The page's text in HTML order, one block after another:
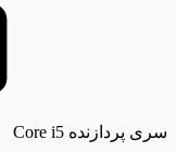
سری پردازنده Core i5